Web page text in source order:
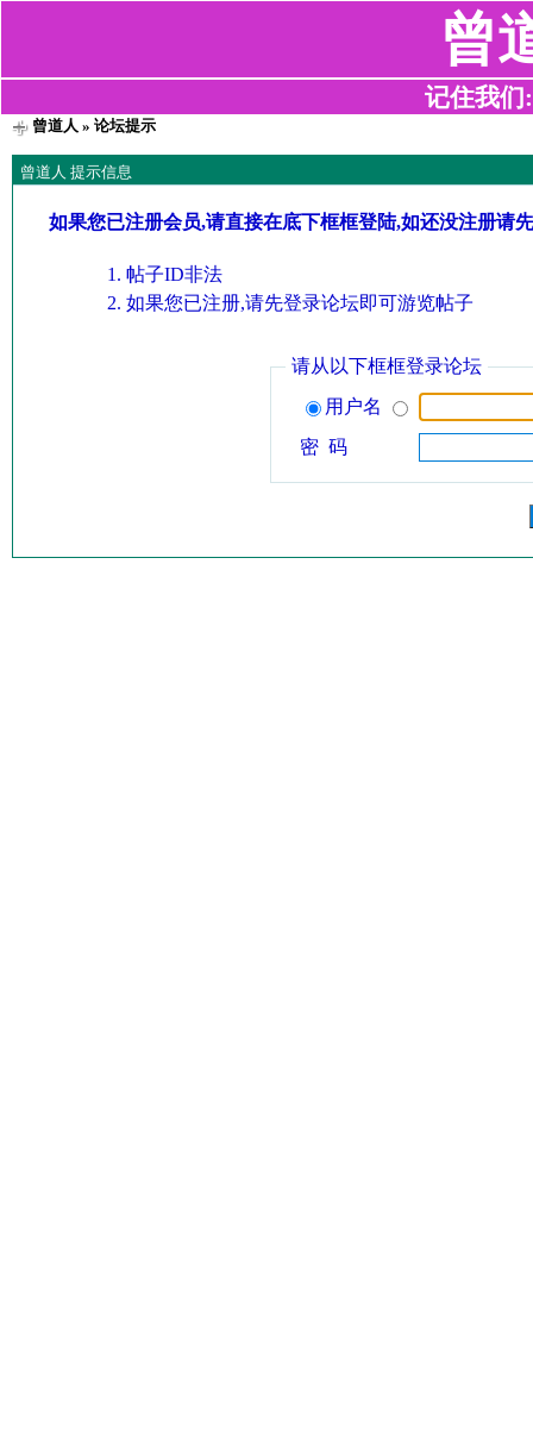
曾
记住我们
曾道人 » 论坛提示
曾道人 提示信息
如果您已注册会员,请直接在底下框框登陆,如还没注册请
帖子ID非法
如果您已注册,请先登录论坛即可游览帖子
请从以下框框登录论坛
用户名
密 码